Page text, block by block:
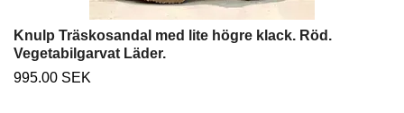
Knulp Träskosandal med lite högre klack. Röd.
Vegetabilgarvat Läder.
995.00 SEK